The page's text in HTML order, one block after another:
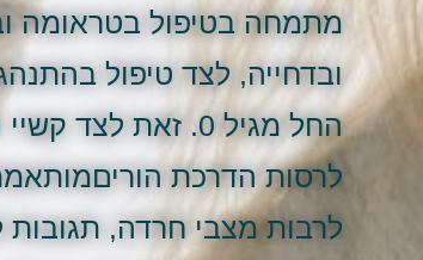
מתמחה בטיפול בטראומה
ובדחייה, לצד טיפול
לרסות הדרכת
לרבות מצבי חרדה, תגובות